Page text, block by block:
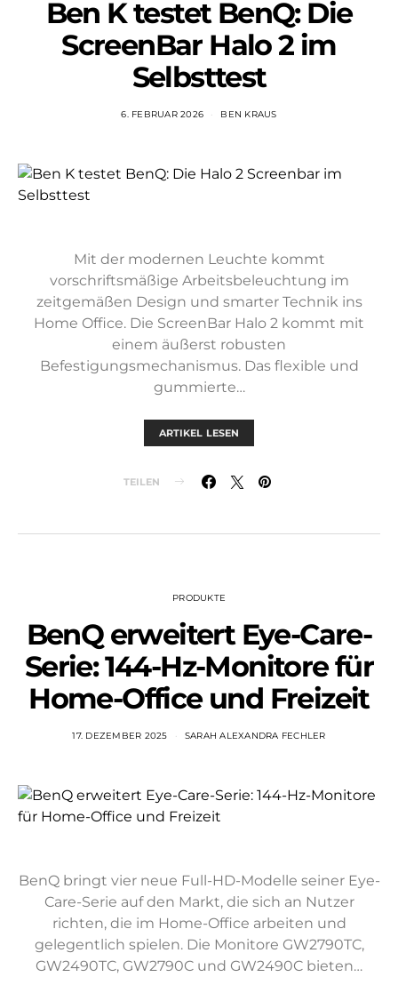
Ben K testet BenQ: Die
ScreenBar Halo 2 im
Selbsttest
6. FEBRUAR 2026 BEN KRAUS
Mit der modernen Leuchte kommt
vorschriftsmäßige Arbeitsbeleuchtung im
zeitgemäßen Design und smarter Technik ins
Home Office. Die ScreenBar Halo 2 kommt mit
einem äußerst robusten
Befestigungsmechanismus. Das flexible und
gummierte…
ARTIKEL LESEN
TEILEN
PRODUKTE
BenQ erweitert Eye-Care-
Serie: 144-Hz-Monitore für
Home-Office und Freizeit
17. DEZEMBER 2025 SARAH ALEXANDRA FECHLER
BenQ bringt vier neue Full-HD-Modelle seiner Eye-
Care-Serie auf den Markt, die sich an Nutzer
richten, die im Home-Office arbeiten und
gelegentlich spielen. Die Monitore GW2790TC,
GW2490TC, GW2790C und GW2490C bieten…